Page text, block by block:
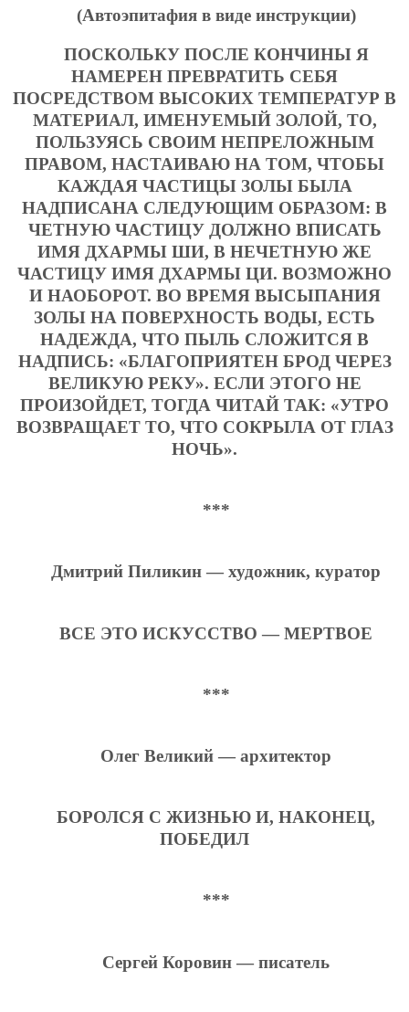
(Автоэпитафия в виде инструкции)
ПОСКОЛЬКУ ПОСЛЕ КОНЧИНЫ Я
НАМЕРЕН ПРЕВРАТИТЬ СЕБЯ
ПОСРЕДСТВОМ ВЫСОКИХ ТЕМПЕРАТУР В
МАТЕРИАЛ, ИМЕНУЕМЫЙ ЗОЛОЙ, ТО,
ПОЛЬЗУЯСЬ СВОИМ НЕПРЕЛОЖНЫМ
ПРАВОМ, НАСТАИВАЮ НА ТОМ, ЧТОБЫ
КАЖДАЯ ЧАСТИЦЫ ЗОЛЫ БЫЛА
НАДПИСАНА СЛЕДУЮЩИМ ОБРАЗОМ: В
ЧЕТНУЮ ЧАСТИЦУ ДОЛЖНО ВПИСАТЬ
ИМЯ ДХАРМЫ ШИ, В НЕЧЕТНУЮ ЖЕ
ЧАСТИЦУ ИМЯ ДХАРМЫ ЦИ. ВОЗМОЖНО
И НАОБОРОТ. ВО ВРЕМЯ ВЫСЫПАНИЯ
ЗОЛЫ НА ПОВЕРХНОСТЬ ВОДЫ, ЕСТЬ
НАДЕЖДА, ЧТО ПЫЛЬ СЛОЖИТСЯ В
НАДПИСЬ: «БЛАГОПРИЯТЕН БРОД ЧЕРЕЗ
ВЕЛИКУЮ РЕКУ». ЕСЛИ ЭТОГО НЕ
ПРОИЗОЙДЕТ, ТОГДА ЧИТАЙ ТАК: «УТРО
ВОЗВРАЩАЕТ ТО, ЧТО СОКРЫЛА ОТ ГЛАЗ
НОЧЬ».
***
Дмитрий Пиликин — художник, куратор
ВСЕ ЭТО ИСКУССТВО — МЕРТВОЕ
***
Олег Великий — архитектор
БОРОЛСЯ С ЖИЗНЬЮ И, НАКОНЕЦ,
ПОБЕДИЛ
***
Сергей Коровин — писатель